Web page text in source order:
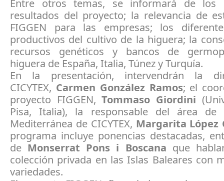
Entre otros temas, se informará de los
resultados del proyecto; la relevancia de
FIGGEN para las empresas; los
productivos del cultivo de la higuera; la
recursos genéticos y bancos de
higuera de España, Italia, Túnez y Turquía.
En la presentación, intervendrán la
CICYTEX, Carmen González Ramos; el
proyecto FIGGEN,Tommaso Giordini
Pisa, Italia), la responsable del área de
Mediterránea de CICYTEX, Margarita López
programa incluye ponencias destacadas,
de Monserrat Pons i Boscana que
colección privada en las Islas Baleares con
variedades.